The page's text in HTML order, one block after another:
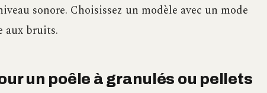
sonore. Choisissez un modèle avec un mode
aux bruits.
un poêle à granulés ou pellets